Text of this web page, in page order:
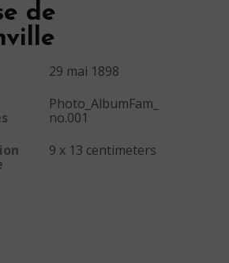
de
29 mai 1898
Photo_AlbumFam_
no.001
9 x 13 centimeters